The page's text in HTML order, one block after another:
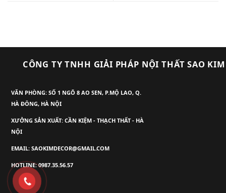
CÔNG TY TNHH GIẢI PHÁP NỘI THẤT SAO KIM
VĂN PHÒNG: SỐ 1 NGÕ 8 AO SEN, P.MỘ LAO, Q.
HÀ ĐÔNG, HÀ NỘI
XƯỞNG SẢN XUẤT: CẦN KIỆM - THẠCH THẤT - HÀ
NỘI
EMAIL: SAOKIMDECOR@GMAIL.COM
HOTLINE: 0987.35.56.57